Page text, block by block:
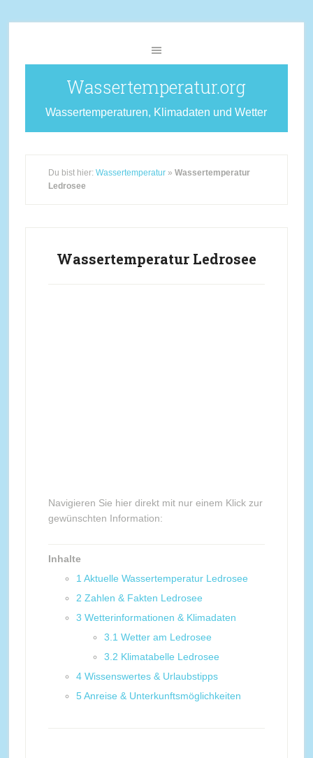
Wassertemperatur.org
Wassertemperaturen, Klimadaten und Wetter
Du bist hier: Wassertemperatur» Wassertemperatur
Ledrosee
Wassertemperatur Ledrosee
Navigieren Sie hier direkt mit nur einem Klick zur
gewünschten Information:
Inhalte
1 Aktuelle Wassertemperatur Ledrosee
2 Zahlen & Fakten Ledrosee
3 Wetterinformationen & Klimadaten
3.1 Wetter am Ledrosee
3.2 Klimatabelle Ledrosee
4 Wissenswertes & Urlaubstipps
5 Anreise & Unterkunftsmöglichkeiten